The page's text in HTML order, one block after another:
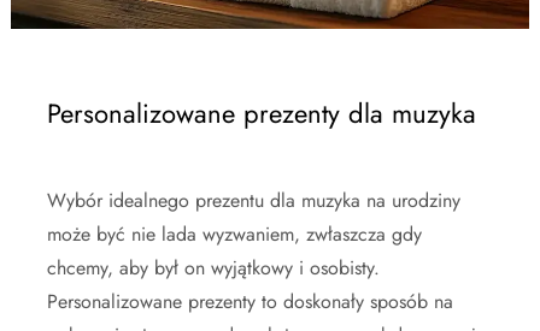
Personalizowane prezenty dla muzyka
Wybór idealnego prezentu dla muzyka na urodziny
może być nie lada wyzwaniem, zwłaszcza gdy
chcemy, aby był on wyjątkowy i osobisty.
Personalizowane prezenty to doskonały sposób na